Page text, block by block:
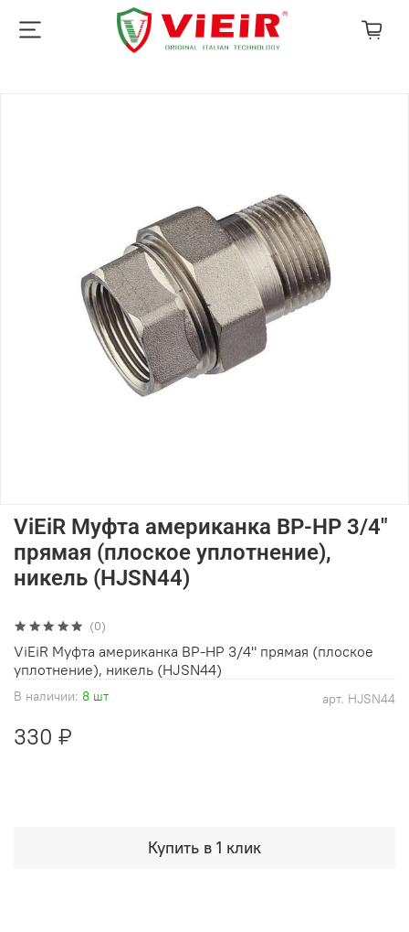
(0)
арт. HJSN44
В наличии: 8 шт
ViEiR Муфта американка ВР-НР 3/4"
прямая (плоское уплотнение),
никель (HJSN44)
330 ₽
Купить в 1 клик
ViEiR Муфта американка ВР-НР 3/4" прямая (плоское
уплотнение), никель (HJSN44)